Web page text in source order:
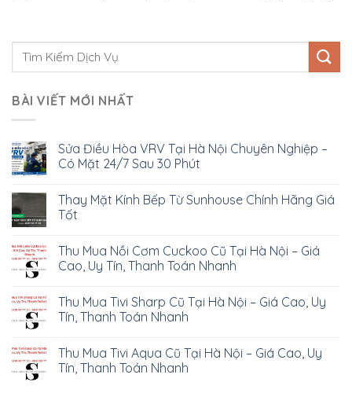
BÀI VIẾT MỚI NHẤT
Sửa Điều Hòa VRV Tại Hà Nội Chuyên Nghiệp –
Có Mặt 24/7 Sau 30 Phút
Thay Mặt Kính Bếp Từ Sunhouse Chính Hãng Giá
Tốt
Thu Mua Nồi Cơm Cuckoo Cũ Tại Hà Nội – Giá
Cao, Uy Tín, Thanh Toán Nhanh
Thu Mua Tivi Sharp Cũ Tại Hà Nội – Giá Cao, Uy
Tín, Thanh Toán Nhanh
Thu Mua Tivi Aqua Cũ Tại Hà Nội – Giá Cao, Uy
Tín, Thanh Toán Nhanh